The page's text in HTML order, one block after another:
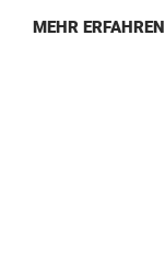
MEHR ERFAHREN